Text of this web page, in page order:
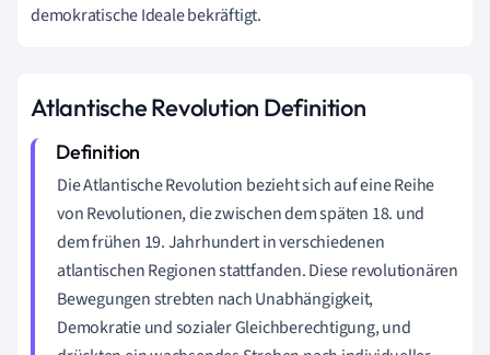
demokratische Ideale bekräftigt.
Atlantische Revolution Definition
Die Atlantische Revolution bezieht sich auf eine Reihe
von Revolutionen, die zwischen dem späten 18. und
dem frühen 19. Jahrhundert in verschiedenen
atlantischen Regionen stattfanden. Diese revolutionären
Bewegungen strebten nach Unabhängigkeit,
Demokratie und sozialer Gleichberechtigung, und